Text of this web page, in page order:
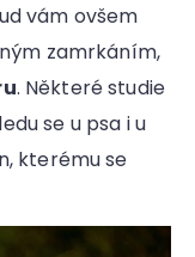
vám ovšem
zamrkáním,
. Některé studie
se u psa i u
kterému se